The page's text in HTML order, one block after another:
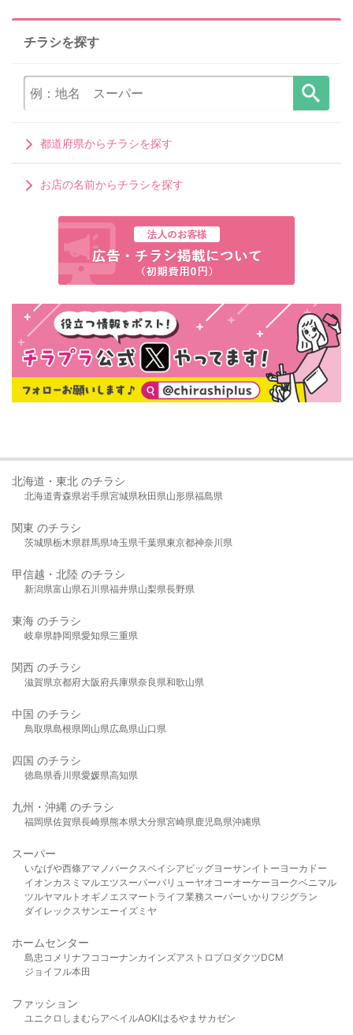
チラシを探す
都道府県からチラシを探す
お店の名前からチラシを探す
北海道・東北 のチラシ
北海道青森県岩手県宮城県秋田県山形県福島県
関東 のチラシ
茨城県栃木県群馬県埼玉県千葉県東京都神奈川県
甲信越・北陸 のチラシ
新潟県富山県石川県福井県山梨県長野県
東海 のチラシ
岐阜県静岡県愛知県三重県
関西 のチラシ
滋賀県京都府大阪府兵庫県奈良県和歌山県
中国 のチラシ
鳥取県島根県岡山県広島県山口県
四国 のチラシ
徳島県香川県愛媛県高知県
九州・沖縄 のチラシ
福岡県佐賀県長崎県熊本県大分県宮崎県鹿児島県沖縄県
スーパー
いなげや西條アマノパークスベイシア ビッグヨーサンイトーヨーカドー
イオンカスミ マルエツスーパーバリューヤオコーオーケー ヨークベニマル
ツルヤマルト オギノ エスマート ライフ業務スーパーいかり フジグラン
ダイレックスサンエーイズミヤ
ホームセンター
島忠 コメリ ナフコ コーナンカインズアストロプロダクツDCM
ジョイフル本田
ファッション
ユニクロ しまむら アベイルAOKIはるやま サカゼン